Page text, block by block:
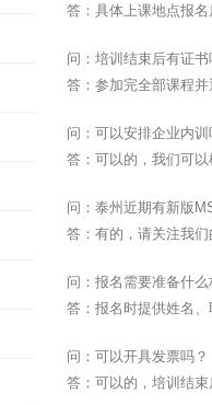
答：具体上课地点报
问：培训结束后有证书
答：参加完全部课程
问：可以安排企业内训
答：可以的，我们可
问：泰州近期有新版
答：有的，请关注我
问：报名需要准备什
答：报名时提供姓名
问：可以开具发票吗？
答：可以的，培训结